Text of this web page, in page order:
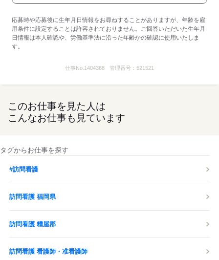
応募時や応募後に生年月日情報をお尋ねすることがありますが、年齢を雇
用条件に設定することは許容されておりません。ご回答いただいた生年月
日情報は本人確認や、労働基準法に沿った年齢かの確認に使用いたしま
す。
仕事No. 1404368 管理番号： 521521
このお仕事を見た人は
こんなお仕事も見ています
タグからお仕事を探す
#訪問看護
訪問看護 福岡県
訪問看護 糟屋郡
訪問看護 看護師・准看護師